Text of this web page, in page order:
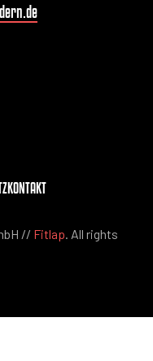
KONTAKT
// Fitlap. All rights